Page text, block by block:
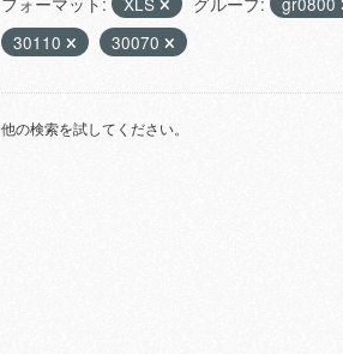
30110
30070
他の検索を試してください。